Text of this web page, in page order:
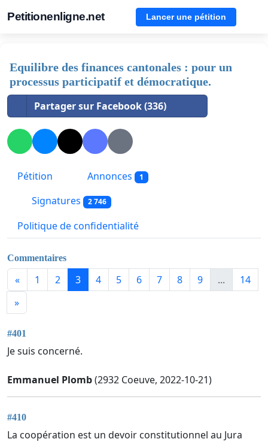
Petitionenligne.net Lancer une pétition
Equilibre des finances cantonales : pour un
processus participatif et démocratique.
Partager sur Facebook (336)
Pétition Annonces 1
Signatures 2 746
Politique de confidentialité
Commentaires
« 1 2 3 4 5 6 7 8 9 ...
14
»
#401
Je suis concerné.
Emmanuel Plomb(2932 Coeuve, 2022-10-21)
#410
La coopération est un devoir constitutionnel au Jura